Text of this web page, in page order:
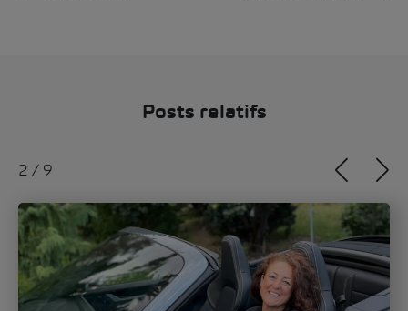
Posts relatifs
2 / 9